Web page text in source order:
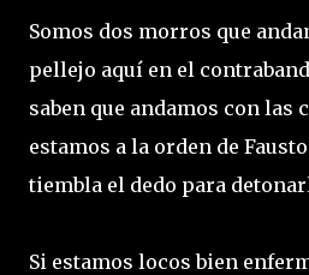
Somos dos morros que
pellejo aquí en el
saben que andamos con las
estamos a la orden de
tiembla el dedo para
Si estamos locos bien